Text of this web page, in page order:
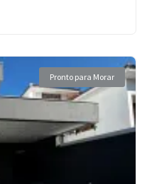
Pronto para Morar